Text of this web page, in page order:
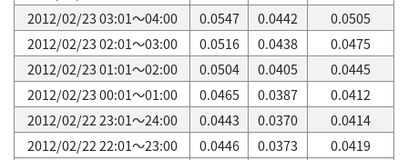
2012/02/23 03:01～04:00
0.0547 0.0442
0.0505
2012/02/23 02:01～03:00
0.0516 0.0438
0.0475
2012/02/23 01:01～02:00
0.0504 0.0405
0.0445
2012/02/23 00:01～01:00
0.0465 0.0387
0.0412
2012/02/22 23:01～24:00
0.0443 0.0370
0.0414
2012/02/22 22:01～23:00
0.0446 0.0373
0.0419